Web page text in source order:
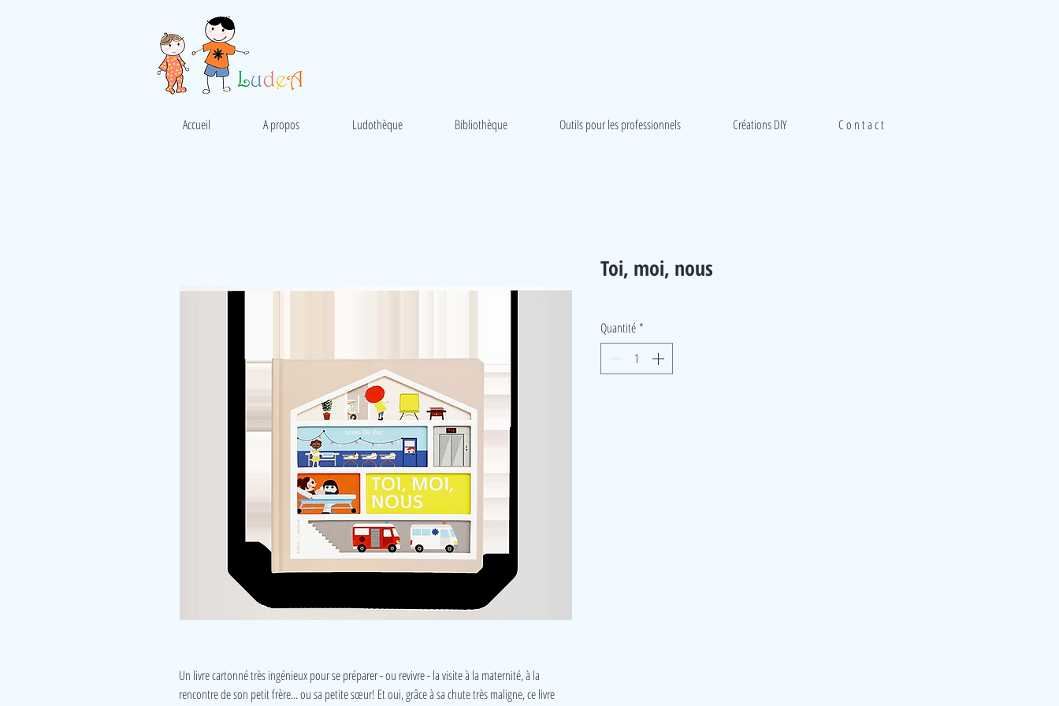
Accueil A propos Ludothèque Bibliothèque Outils pour les professionnels Créations DIY C o n t a c t
Un livre cartonné très ingénieux pour se préparer - ou revivre - la visite à la maternité, à la
rencontre de son petit frère... ou sa petite sœur! Et oui, grâce à sa chute très maligne, ce livre
Toi, moi, nous
Quantité *